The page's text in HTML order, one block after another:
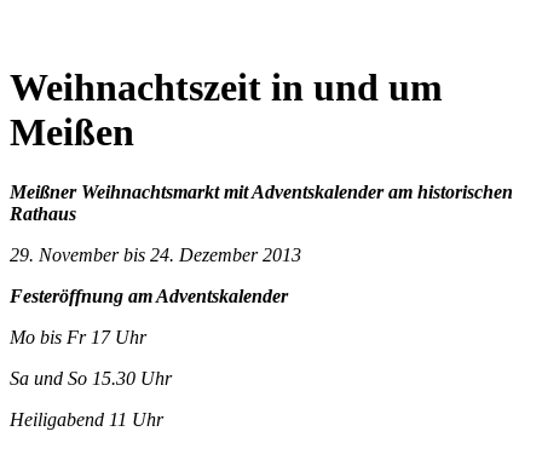
Weihnachtszeit in und um
Meißen
Meißner Weihnachtsmarkt mit Adventskalender am historischen
Rathaus
29. November bis 24. Dezember 2013
Festeröffnung am Adventskalender
Mo bis Fr 17 Uhr
Sa und So 15.30 Uhr
Heiligabend 11 Uhr